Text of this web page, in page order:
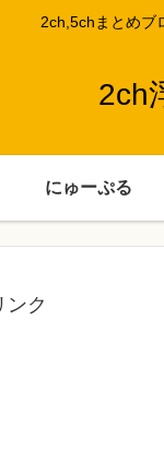
2ch,5chまとめブ
2ch
にゅーぷる
ンク